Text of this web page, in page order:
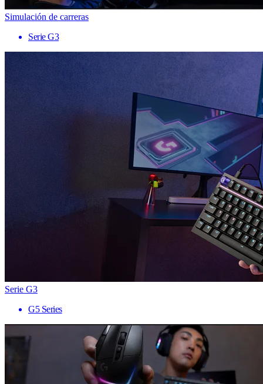
Simulación de carreras
Serie G3
Serie G3
G5 Series